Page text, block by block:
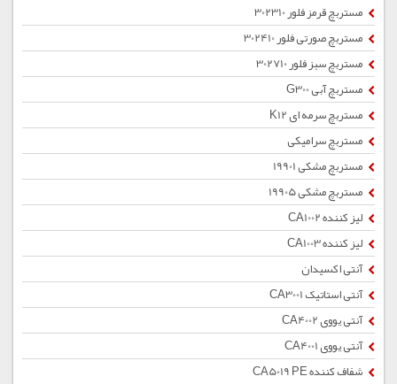
مستربچ قرمز فلور 302310
مستربچ صورتی فلور 302410
مستربچ سبز فلور 302710
مستربچ آبی G300
مستربچ سرمه ای K12
مستربچ سرامیکی
مستربچ مشکی 19901
مستربچ مشکی 19905
لیز کننده CA1002
لیز کننده CA1003
آنتی اکسیدان
آنتی استاتیک CA3001
آنتی یووی CA4002
آنتی یووی CA4001
شفاف کننده CA5019 PE